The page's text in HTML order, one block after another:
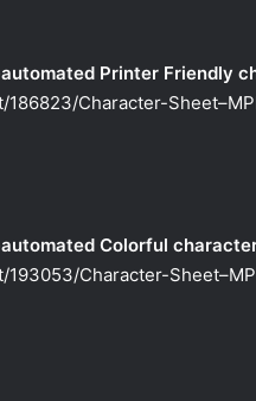
Printer Friendly
Character-
Colorful
Character-